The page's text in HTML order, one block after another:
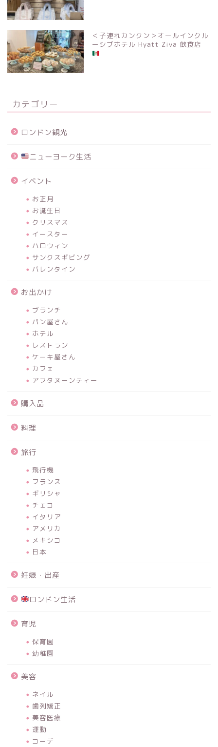
＜子連れカンクン＞オールインクル
ーシブホテル Hyatt Ziva 飲食店
カテゴリー
ロンドン観光
ニューヨーク生活
イベント
お正月
お誕生日
クリスマス
イースター
ハロウィン
サンクスギビング
バレンタイン
お出かけ
ブランチ
パン屋さん
ホテル
レストラン
ケーキ屋さん
カフェ
アフタヌーンティー
購入品
料理
旅行
飛行機
フランス
ギリシャ
チェコ
イタリア
アメリカ
メキシコ
日本
妊娠・出産
ロンドン生活
育児
保育園
幼稚園
美容
ネイル
歯列矯正
美容医療
運動
コーデ